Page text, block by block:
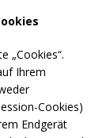
„Cookies“.
Ihrem
Cookies)
Endgerät